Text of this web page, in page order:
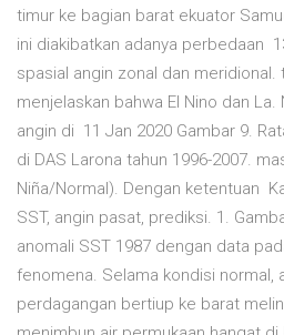
timur ke bagian barat ekuator
ini diakibatkan adanya perbedaan
spasial angin zonal dan
menjelaskan bahwa El Nino dan
angin di 11 Jan 2020 Gambar 9.
di DAS Larona tahun 1996-2007.
Niña/Normal). Dengan ketentuan
SST, angin pasat, prediksi. 1.
anomali SST 1987 dengan data
fenomena. Selama kondisi normal,
perdagangan bertiup ke barat